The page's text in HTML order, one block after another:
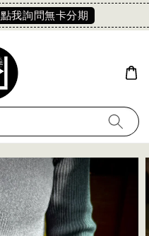
點我詢問無卡分期